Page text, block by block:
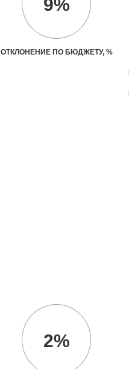
9%
ОТКЛОНЕНИЕ ПО БЮДЖЕТУ, %
2%